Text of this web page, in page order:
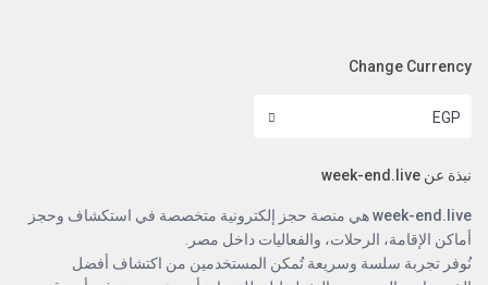
Change Currency
EGP
نبذة عن week-end.live
week-end.liveهي منصة حجز إلكترونية متخصصة في استكشاف وحجز
أماكن الإقامة، الرحلات، والفعاليات داخل مصر.
نُوفر تجربة سلسة وسريعة تُمكن المستخدمين من اكتشاف أفضل